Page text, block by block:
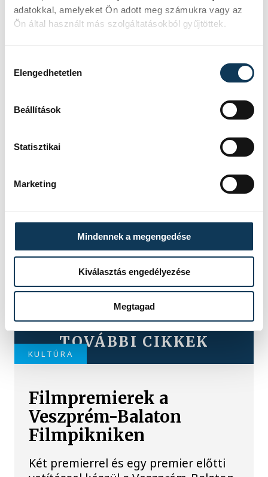
adatokkal, amelyeket Ön adott meg számukra vagy az
Ön által használt más szolgáltatásokból gyűjtöttek.
Elengedhetetlen
Beállítások
Statisztikai
Marketing
Mindennek a megengedése
Kiválasztás engedélyezése
Megtagad
TOVÁBBI CIKKEK
KULTÚRA
Filmpremierek a
Veszprém-Balaton
Filmpikniken
Két premierrel és egy premier előtti